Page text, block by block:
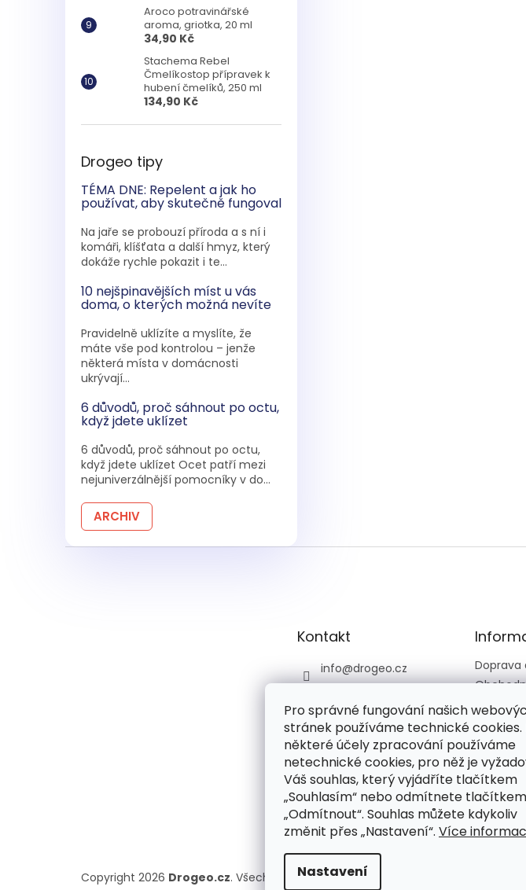
Pro správné fungování našich
stránek používáme technické cookies.
některé účely zpracování používáme
netechnické cookies, pro něž je
Váš souhlas, který vyjádříte tlačítkem
„Souhlasím“ nebo odmítnete tlačítkem
„Odmítnout“. Souhlas můžete kdykoliv
změnit přes „Nastavení“. Více
Nastavení
Aroco potravinářské
aroma, griotka, 20 ml
34,90 Kč
Stachema Rebel
Čmelíkostop přípravek k
hubení čmelíků, 250 ml
134,90 Kč
Drogeo tipy
TÉMA DNE: Repelent a jak ho
používat, aby skutečně fungoval
Na jaře se probouzí příroda a s ní i
komáři, klíšťata a další hmyz, který
dokáže rychle pokazit i te...
10 nejšpinavějších míst u vás
doma, o kterých možná nevíte
Pravidelně uklízíte a myslíte, že
máte vše pod kontrolou – jenže
některá místa v domácnosti
ukrývají...
6 důvodů, proč sáhnout po octu,
když jdete uklízet
6 důvodů, proč sáhnout po octu,
když jdete uklízet Ocet patří mezi
nejuniverzálnější pomocníky v do...
ARCHIV
Kontakt
info@drogeo.cz
+420 607 058 258 (v
pracovní dny 08:00-1
6:00)
drogeocz
drogeo_online_droge
rie
Doprava
Kontakty
Copyright 2026 Drogeo.cz. Všechna práva vyhrazena.